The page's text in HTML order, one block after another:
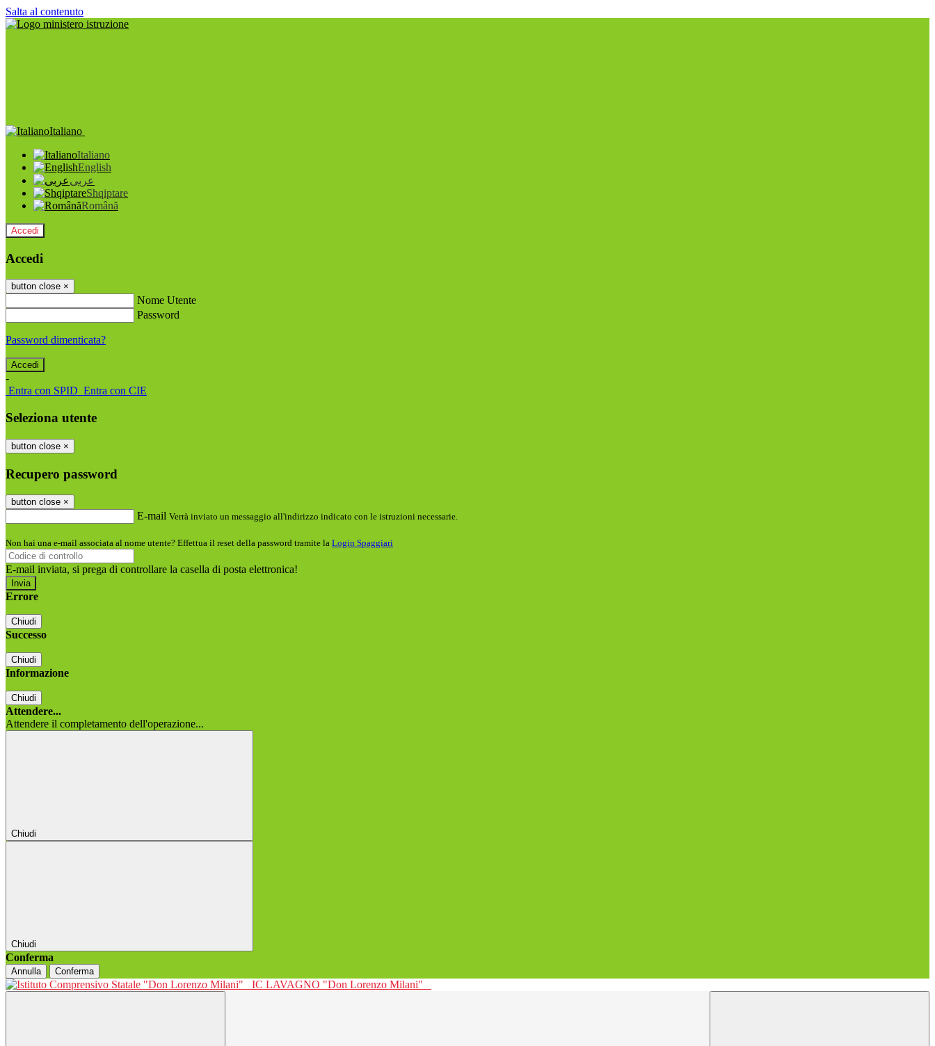
Salta al contenuto
Italiano
Italiano
English
عربى
Shqiptare
Română
Accedi
Accedi
button close ×
Nome Utente
Password
Password dimenticata?
-
Entra con SPID Entra con CIE
Seleziona utente
button close ×
Recupero password
button close ×
E-mail Verrà inviato un messaggio all'indirizzo indicato con le istruzioni necessarie.
Non hai una e-mail associata al nome utente? Effettua il reset della password tramite la Login Spaggiari
E-mail inviata, si prega di controllare la casella di posta elettronica!
Errore
Chiudi
Successo
Chiudi
Informazione
Chiudi
Attendere...
Attendere il completamento dell'operazione...
Chiudi
Chiudi
Conferma
Annulla Conferma
IC LAVAGNO "Don Lorenzo Milani"